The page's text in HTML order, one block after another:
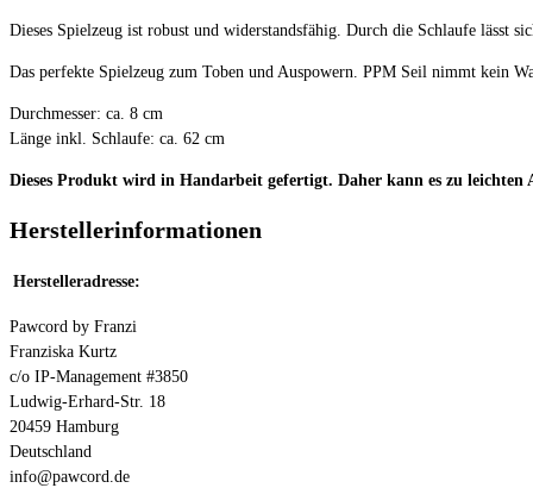
Dieses Spielzeug ist robust und widerstandsfähig. Durch die Schlaufe lässt
Das perfekte Spielzeug zum Toben und Auspowern. PPM Seil nimmt kein
Durchmesser: ca. 8 cm
Länge inkl. Schlaufe: ca. 62 cm
Dieses Produkt wird in Handarbeit gefertigt. Daher kann es zu
Herstellerinformationen
Herstelleradresse:
Pawcord by Franzi
Franziska Kurtz
c/o IP-Management #3850
Ludwig-Erhard-Str. 18
20459 Hamburg
Deutschland
info@pawcord.de